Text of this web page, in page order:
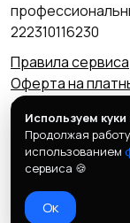
222310116230
Правила сервиса
Оферта на
соглашение
продавцов
Контакты
Портал
интернет-
к продавцу по
Используем
Продолжая
использованием
сервиса 🍪
Ок